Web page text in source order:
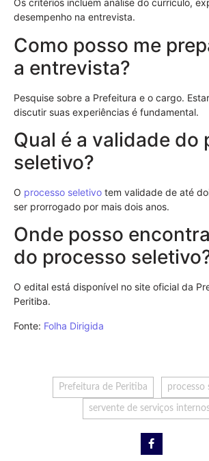
Os critérios incluem análise do currículo,
desempenho na entrevista.
Como posso me
a entrevista?
Pesquise sobre a Prefeitura e o cargo.
discutir suas experiências é fundamental.
Qual é a validade do
seletivo?
O processo seletivo tem validade de até
ser prorrogado por mais dois anos.
Onde posso
do processo
O edital está disponível no site oficial da
Peritiba.
Fonte: Folha Dirigida
Prefeitura de Peritiba processo
servente de serviços